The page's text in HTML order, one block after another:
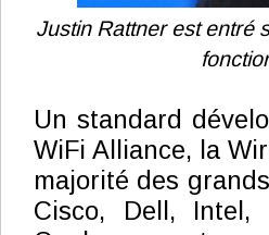
Justin Rattner est entré
Un standard
WiFi Alliance, la
majorité des
Cisco, Dell, Intel,